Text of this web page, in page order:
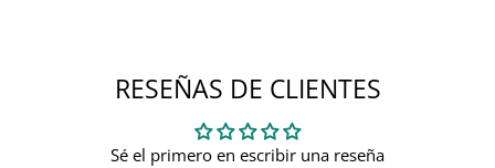
RESEÑAS DE CLIENTES
Sé el primero en escribir una reseña